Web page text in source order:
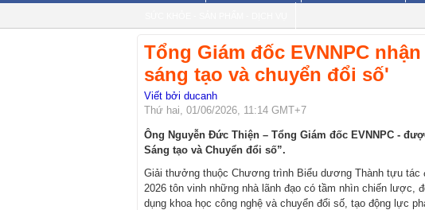
Tổng Giám đốc EVNNPC
sáng tạo và chuyển đổi số'
Viết bởi ducanh
Thứ hai, 01/06/2026, 11:14 GMT+7
Ông Nguyễn Đức Thiện – Tổng Giám đốc EVNNPC -
Sáng tạo và Chuyển đổi số”.
Giải thưởng thuộc Chương trình Biểu dương Thành tựu tác
2026 tôn vinh những nhà lãnh đạo có tầm nhìn chiến lược,
dụng khoa học công nghệ và chuyển đổi số, tạo động lực